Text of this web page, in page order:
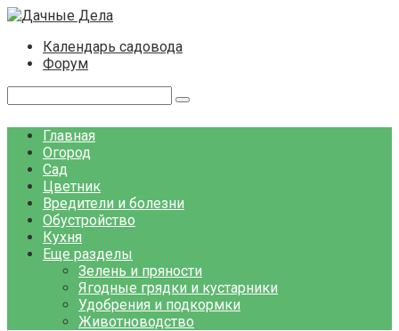
Перейти
контентуКалендарь садовода
Форум
Главная
Огород
Сад
Цветник
Вредители и болезни
Обустройство
Кухня
Еще разделы
Зелень и пряности
Ягодные грядки и кустарники
Удобрения и подкормки
Животноводство